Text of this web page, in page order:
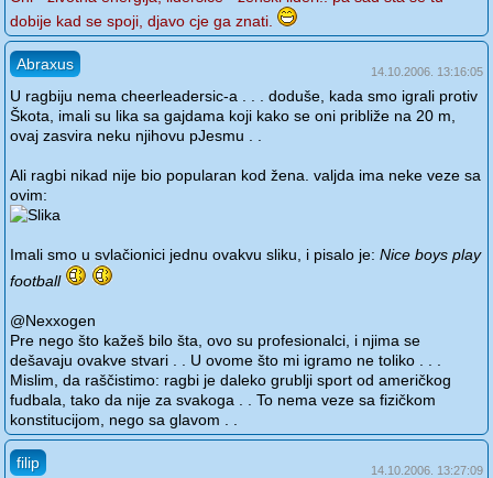
dobije kad se spoji, djavo cje ga znati.
Abraxus 14.10.2006. 13:16:05
U ragbiju nema cheerleadersic-a . . . doduše, kada smo igrali protiv
Škota, imali su lika sa gajdama koji kako se oni približe na 20 m,
ovaj zasvira neku njihovu pJesmu . .
Ali ragbi nikad nije bio popularan kod žena. valjda ima neke veze sa
ovim:
Imali smo u svlačionici jednu ovakvu sliku, i pisalo je: Nice boys play
football
@Nexxogen
Pre nego što kažeš bilo šta, ovo su profesionalci, i njima se
dešavaju ovakve stvari . . U ovome što mi igramo ne toliko . . .
Mislim, da raščistimo: ragbi je daleko grublji sport od američkog
fudbala, tako da nije za svakoga . . To nema veze sa fizičkom
konstitucijom, nego sa glavom . .
filip 14.10.2006. 13:27:09